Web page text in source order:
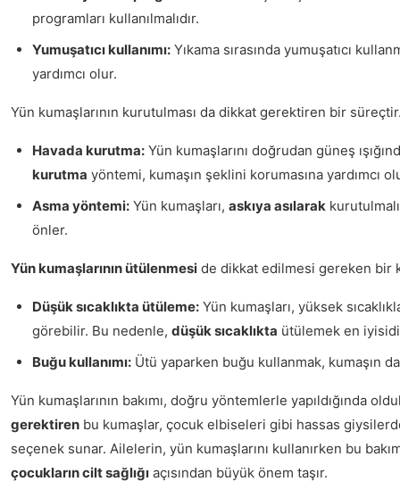
programları kullanılmalıdır.
Yumuşatıcı kullanımı: Yıkama sırasında yumuşatıcı
yardımcı olur.
Yün kumaşlarının kurutulması da dikkat gerektiren bir
Havada kurutma: Yün kumaşlarını doğrudan güneş
kurutma yöntemi, kumaşın şeklini korumasına yardımcı
Asma yöntemi: Yün kumaşları, askıya asılarak
önler.
Yün kumaşlarının ütülenmesi de dikkat edilmesi gereken bir
Düşük sıcaklıkta ütüleme: Yün kumaşları, yüksek
görebilir. Bu nedenle, düşük sıcaklıkta ütülemek en
Buğu kullanımı: Ütü yaparken buğu kullanmak, kumaşın
Yün kumaşlarının bakımı, doğru yöntemlerle yapıldığında
gerektiren bu kumaşlar, çocuk elbiseleri gibi hassas
seçenek sunar. Ailelerin, yün kumaşlarını kullanırken bu
çocukların cilt sağlığı açısından büyük önem taşır.